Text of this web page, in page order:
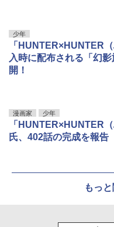
少年
「HUNTER×HUNTER
入時に配布される「幻
開！
漫画家 少年
「HUNTER×HUNTER
氏、402話の完成を報告
もっ